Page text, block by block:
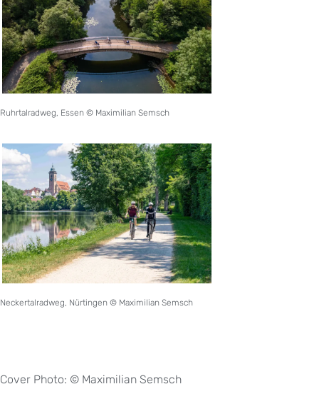
Ruhrtalradweg, Essen © Maximilian Semsch
Neckertalradweg, Nürtingen © Maximilian Semsch
Cover Photo: © Maximilian Semsch